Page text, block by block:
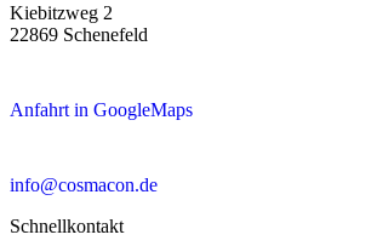
Kiebitzweg 2
22869 Schenefeld
Anfahrt in GoogleMaps
info@cosmacon.de
Schnellkontakt